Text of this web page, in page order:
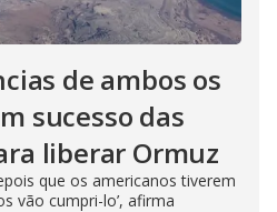
de ambos os
sucesso das
liberar Ormuz
que os americanos tiverem
vão cumpri-lo’, afirma